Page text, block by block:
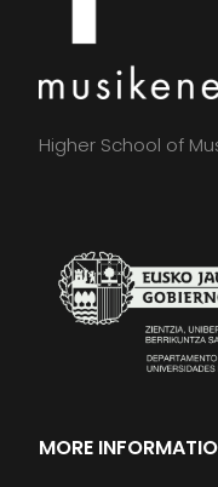
Higher School of
MORE